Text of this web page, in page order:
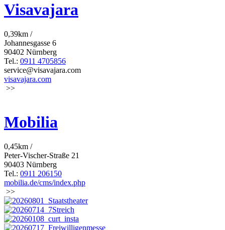
Visavajara
0,39km /
Johannesgasse 6
90402 Nürnberg
Tel.: 0911 4705856
service@visavajara.com
visavajara.com
>>
Mobilia
0,45km /
Peter-Vischer-Straße 21
90403 Nürnberg
Tel.: 0911 206150
mobilia.de/cms/index.php
>>